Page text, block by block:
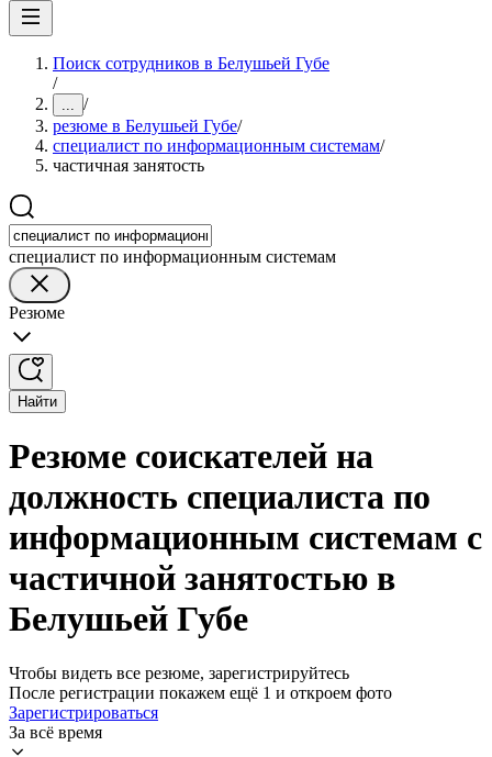
Поиск сотрудников в Белушьей Губе
/
... /
резюме в Белушьей Губе/
специалист по информационным системам/
частичная занятость
специалист по информационным системам
Резюме
Найти
Резюме соискателей на
должность специалиста по
информационным системам с
частичной занятостью в
Белушьей Губе
Чтобы видеть все резюме, зарегистрируйтесь
После регистрации покажем ещё 1 и откроем фото
Зарегистрироваться
За всё время